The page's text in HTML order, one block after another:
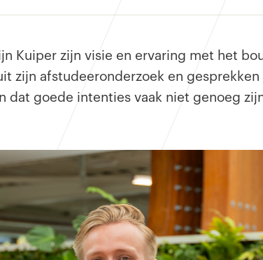
Kuiper zijn visie en ervaring met het
zijn afstudeeronderzoek en
dat goede intenties vaak niet genoeg